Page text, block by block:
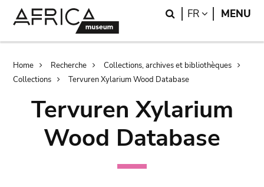
Search
FR LANGUAGE
MENU
Breadcrumb
Home Recherche
Collections, archives et bibliothèques
Collections
Tervuren Xylarium Wood Database
Tervuren Xylarium
Wood Database